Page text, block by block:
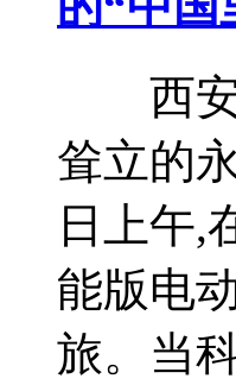
西安,
耸立的
日上午,
能版电
旅。当